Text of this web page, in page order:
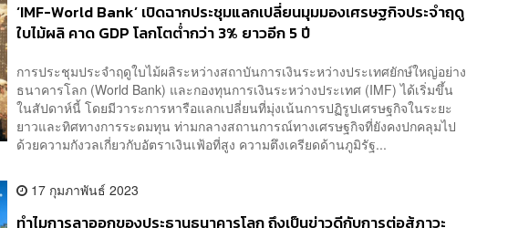
‘IMF-World Bank’ เปิดฉากประชุมแลกเปลี่ยนมุมมองเศรษฐกิจประจำฤดู
ใบไม้ผลิ คาด GDP โลกโตต่ำกว่า 3% ยาวอีก 5 ปี
การประชุมประจำฤดูใบไม้ผลิระหว่างสถาบันการเงินระหว่างประเทศยักษ์ใหญ่อย่าง
ธนาคารโลก (World Bank) และกองทุนการเงินระหว่างประเทศ (IMF) ได้เริ่มขึ้น
ในสัปดาห์นี้ โดยมีวาระการหารือแลกเปลี่ยนที่มุ่งเน้นการปฏิรูปเศรษฐกิจในระยะ
ยาวและทิศทางการระดมทุน ท่ามกลางสถานการณ์ทางเศรษฐกิจที่ยังคงปกคลุมไป
ด้วยความกังวลเกี่ยวกับอัตราเงินเฟ้อที่สูง ความตึงเครียดด้านภูมิรัฐ...
17 กุมภาพันธ์ 2023
ทำไมการลาออกของประธานธนาคารโลก ถึงเป็นข่าวดีกับการต่อสู้ภาวะ